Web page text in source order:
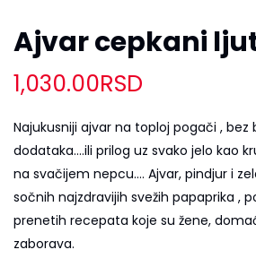
Ajvar cepkani
1,030.00RSD
Najukusniji ajvar na toploj pogači , bez
dodataka….ili prilog uz svako jelo kao
na svačijem nepcu…. Ajvar, pindjur i
sočnih najzdravijih svežih papaprika ,
prenetih recepata koje su žene,
zaborava.